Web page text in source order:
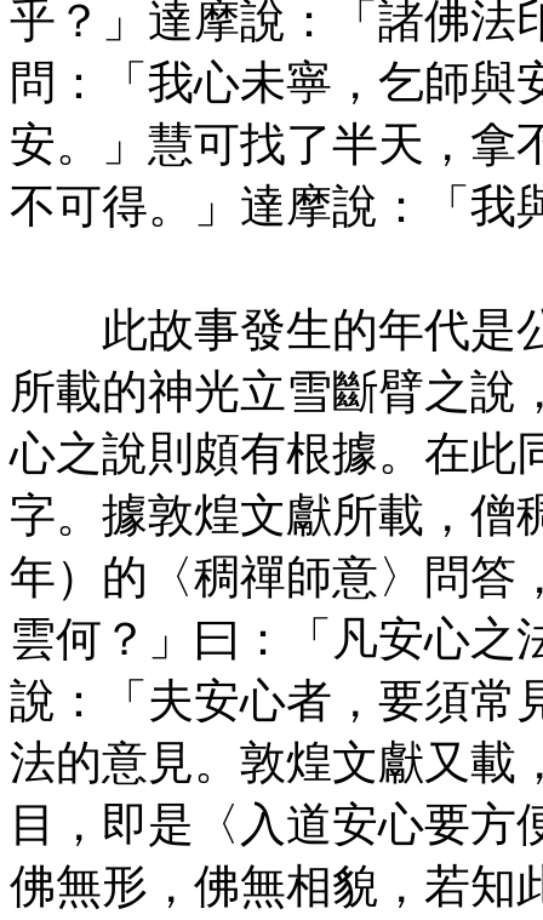
乎？」達摩說：「諸佛法
問：「我心未寧，乞師與
安。」慧可找了半天，拿
不可得。」達摩說：「我
此故事發生的年代是
所載的神光立雪斷臂之說
心之說則頗有根據。在此
字。據敦煌文獻所載，
年）的〈稠禪師意〉問答
雲何？」曰：「凡安心之
說：「夫安心者，要須常
法的意見。敦煌文獻又載
目，即是〈入道安心要
佛無形，佛無相貌，若知